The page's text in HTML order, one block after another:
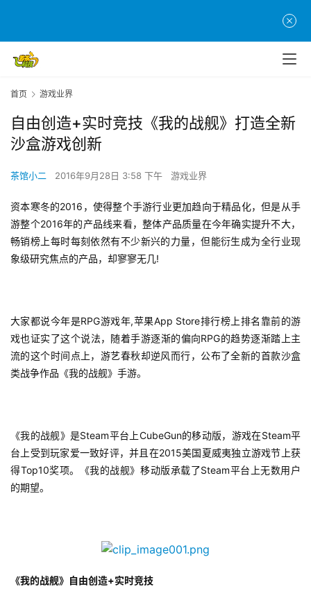
首页 游戏业界
自由创造+实时竞技《我的战舰》打造全新
沙盒游戏创新
茶馆小二 2016年9月28日 3:58 下午 游戏业界
资本寒冬的2016，使得整个手游行业更加趋向于精品化，但是从手
游整个2016年的产品线来看，整体产品质量在今年确实提升不大，
畅销榜上每时每刻依然有不少新兴的力量，但能衍生成为全行业现
象级研究焦点的产品，却寥寥无几!
大家都说今年是RPG游戏年,苹果App Store排行榜上排名靠前的游
戏也证实了这个说法，随着手游逐渐的偏向RPG的趋势逐渐踏上主
流的这个时间点上，游艺春秋却逆风而行，公布了全新的首款沙盒
类战争作品《我的战舰》手游。
《我的战舰》是Steam平台上CubeGun的移动版，游戏在Steam平
台上受到玩家爱一致好评，并且在2015美国夏威夷独立游戏节上获
得Top10奖项。《我的战舰》移动版承载了Steam平台上无数用户
的期望。
《我的战舰》自由创造+实时竞技